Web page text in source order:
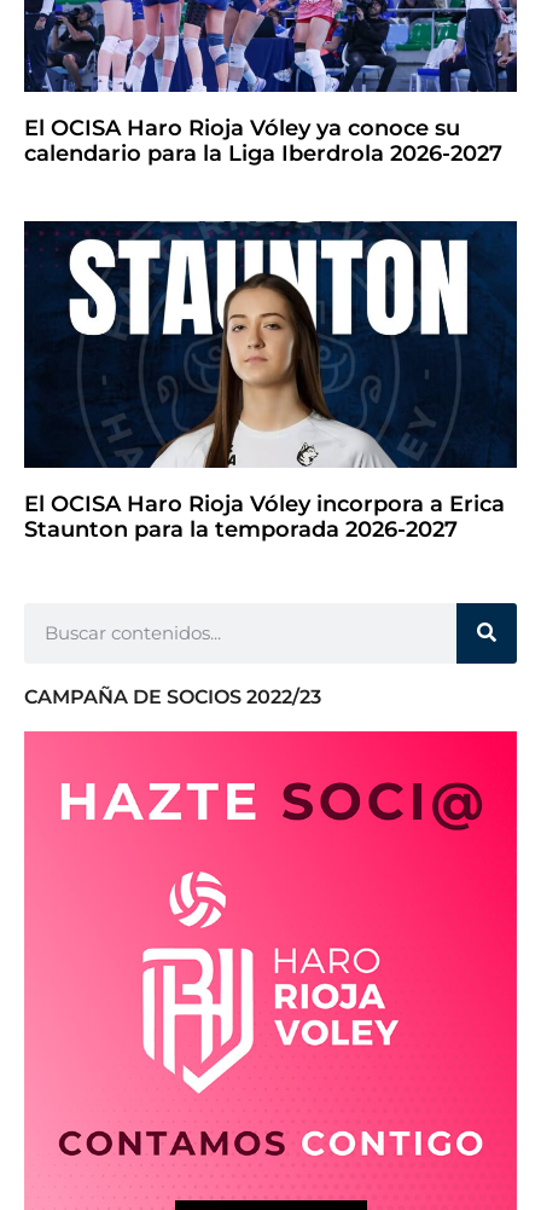
El OCISA Haro Rioja Vóley ya conoce su
calendario para la Liga Iberdrola 2026-2027
El OCISA Haro Rioja Vóley incorpora a Erica
Staunton para la temporada 2026-2027
CAMPAÑA DE SOCIOS 2022/23